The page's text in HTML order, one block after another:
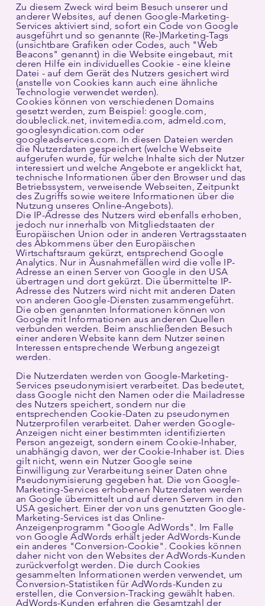
Zu diesem Zweck wird beim Besuch unserer und
anderer Websites, auf denen Google-Marketing-
Services aktiviert sind, sofort ein Code von Google
ausgeführt und so genannte (Re-)Marketing-Tags
(unsichtbare Grafiken oder Codes, auch "Web
Beacons" genannt) in die Website eingebaut, mit
deren Hilfe ein individuelles Cookie - eine kleine
Datei - auf dem Gerät des Nutzers gesichert wird
(anstelle von Cookies kann auch eine ähnliche
Technologie verwendet werden).
Cookies können von verschiedenen Domains
gesetzt werden, zum Beispiel: google.com,
doubleclick.net, invitemedia.com, admeld.com,
googlesyndication.com oder
googleadservices.com. In diesen Dateien werden
die Nutzerdaten gespeichert (welche Webseite
aufgerufen wurde, für welche Inhalte sich der Nutzer
interessiert und welche Angebote er angeklickt hat,
technische Informationen über den Browser und das
Betriebssystem, verweisende Webseiten, Zeitpunkt
des Zugriffs sowie weitere Informationen über die
Nutzung unseres Online-Angebots).
Die IP-Adresse des Nutzers wird ebenfalls erhoben,
jedoch nur innerhalb von Mitgliedstaaten der
Europäischen Union oder in anderen Vertragsstaaten
des Abkommens über den Europäischen
Wirtschaftsraum gekürzt, entsprechend Google
Analytics. Nur in Ausnahmefällen wird die volle IP-
Adresse an einen Server von Google in den USA
übertragen und dort gekürzt. Die übermittelte IP-
Adresse des Nutzers wird nicht mit anderen Daten
von anderen Google-Diensten zusammengeführt.
Die oben genannten Informationen können von
Google mit Informationen aus anderen Quellen
verbunden werden. Beim anschließenden Besuch
einer anderen Website kann dem Nutzer seinen
Interessen entsprechende Werbung angezeigt
werden.
Die Nutzerdaten werden von Google-Marketing-
Services pseudonymisiert verarbeitet. Das bedeutet,
dass Google nicht den Namen oder die Mailadresse
des Nutzers speichert, sondern nur die
entsprechenden Cookie-Daten zu pseudonymen
Nutzerprofilen verarbeitet. Daher werden Google-
Anzeigen nicht einer bestimmten identifizierten
Person angezeigt, sondern einem Cookie-Inhaber,
unabhängig davon, wer der Cookie-Inhaber ist. Dies
gilt nicht, wenn ein Nutzer Google seine
Einwilligung zur Verarbeitung seiner Daten ohne
Pseudonymisierung gegeben hat. Die von Google-
Marketing-Services erhobenen Nutzerdaten werden
an Google übermittelt und auf deren Servern in den
USA gesichert. Einer der von uns genutzten Google-
Marketing-Services ist das Online-
Anzeigenprogramm "Google AdWords". Im Falle
von Google AdWords erhält jeder AdWords-Kunde
ein anderes "Conversion-Cookie". Cookies können
daher nicht von den Websites der AdWords-Kunden
zurückverfolgt werden. Die durch Cookies
gesammelten Informationen werden verwendet, um
Conversion-Statistiken für AdWords-Kunden zu
erstellen, die Conversion-Tracking gewählt haben.
AdWords-Kunden erfahren die Gesamtzahl der